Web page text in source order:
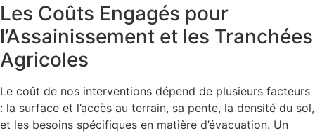
Les Coûts Engagés pour
l’Assainissement et les Tranchées
Agricoles
Le coût de nos interventions dépend de plusieurs facteurs
: la surface et l’accès au terrain, sa pente, la densité du sol,
et les besoins spécifiques en matière d’évacuation. Un